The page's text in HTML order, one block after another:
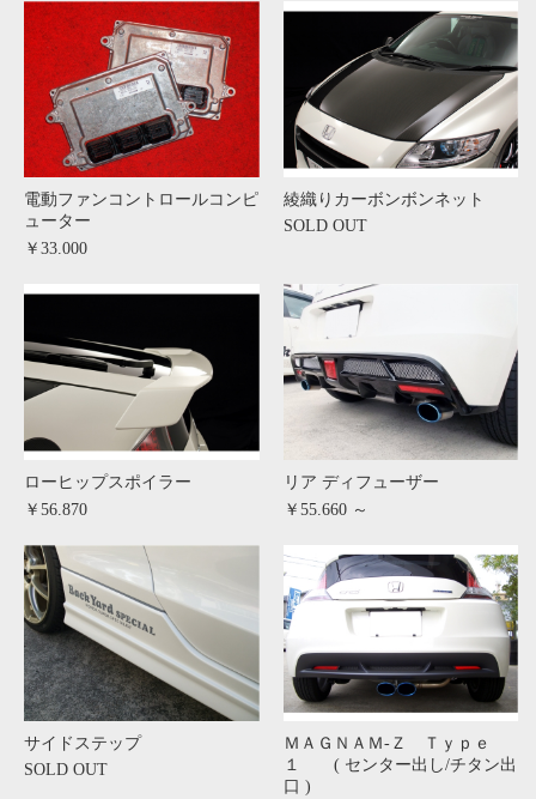
電動ファンコントロールコンピ
ューター
￥33.000
綾織りカーボンボンネット
SOLD OUT
ローヒップスポイラー
￥56.870
リア ディフューザー
￥55.660 ～
サイドステップ
SOLD OUT
ＭＡＧＮＡＭ-Ｚ Ｔｙｐｅ
１ ( センター出し/チタン出
口 )